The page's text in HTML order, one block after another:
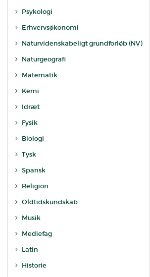
Psykologi
Erhvervsøkonomi
Naturvidenskabeligt grundforløb (NV)
Naturgeografi
Matematik
Kemi
Idræt
Fysik
Biologi
Tysk
Spansk
Religion
Oldtidskundskab
Musik
Mediefag
Latin
Historie